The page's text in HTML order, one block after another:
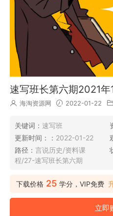
速写班长第六期2021年
海淘资源网 2022-01-22
关键词： 速写班
更新时间：： 2022-01-22
路径： 言说历史/资料课
程/27-速写班长第六期
下载价格 25 学分，VIP免费
立即